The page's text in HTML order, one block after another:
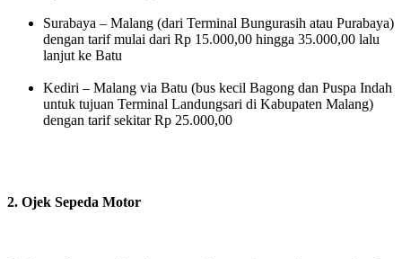
Surabaya – Malang (dari Terminal Bungurasih atau Purabaya)
dengan tarif mulai dari Rp 15.000,00 hingga 35.000,00 lalu
lanjut ke Batu
Kediri – Malang via Batu (bus kecil Bagong dan Puspa Indah
untuk tujuan Terminal Landungsari di Kabupaten Malang)
dengan tarif sekitar Rp 25.000,00
2. Ojek Sepeda Motor